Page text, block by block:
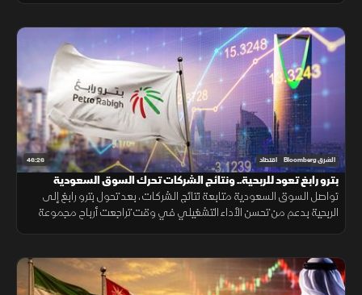
46:26 الشرق Bloomberg اقتصاد
بترو رابغ تعود للربحية.. ونتائج الشركات تحرك السوق السعودية
تواصل السوق السعودية متابعة نتائج الشركات، بعد تحول بترو رابغ إلى
الربحية بدعم من تحسن الأداء التشغيلي في وقت تراجعت أرباح مجموعة